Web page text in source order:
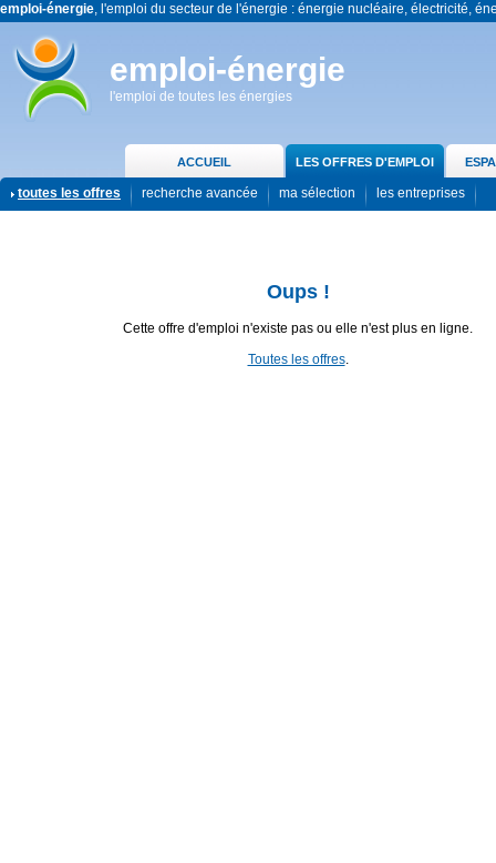
emploi-énergie, l'emploi du secteur de l'énergie : énergie nucléaire, électricité,
emploi-énergie
l'emploi de toutes les énergies
ACCUEIL LES OFFRES D'EMPLOI
toutes les offres recherche avancée ma sélection les entreprises
Oups !
Cette offre d'emploi n'existe pas ou elle n'est plus en ligne.
Toutes les offres.